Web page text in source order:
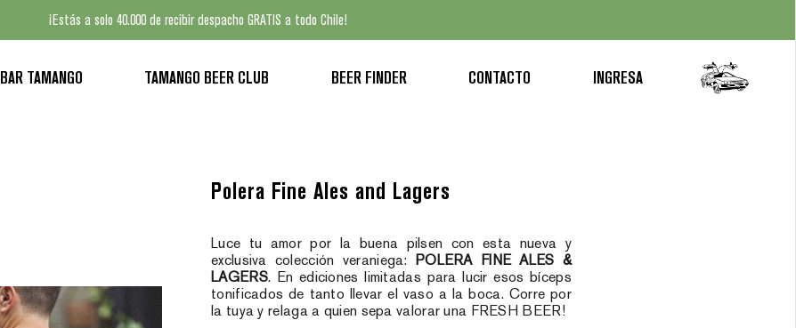
¡Estás a solo 40.000 de recibir despacho GRATIS a todo Chile!
BAR TAMANGO TAMANGO BEER CLUB BEER FINDER CONTACTO
INGRESA
Polera Fine Ales and Lagers
Luce tu amor por la buena pilsen con esta nueva y
exclusiva colección veraniega: POLERA FINE ALES &
LAGERS. En ediciones limitadas para lucir esos bíceps
tonificados de tanto llevar el vaso a la boca. Corre por
la tuya y relaga a quien sepa valorar una FRESH BEER!